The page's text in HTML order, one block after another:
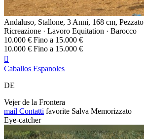
Andaluso, Stallone, 3 Anni, 168 cm, Pezzato
Ricreazione · Lavoro Equitation · Barocco
10.000 € Fino a 15.000 €
10.000 € Fino a 15.000 €

Caballos Espanoles
DE
Vejer de la Frontera
mail Contatti favorite Salva Memorizzato
Eye-catcher